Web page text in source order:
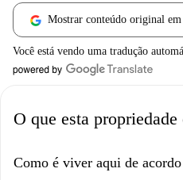
Mostrar conteúdo original
Você está vendo uma tradução
O que esta propriedade
Como é viver aqui de